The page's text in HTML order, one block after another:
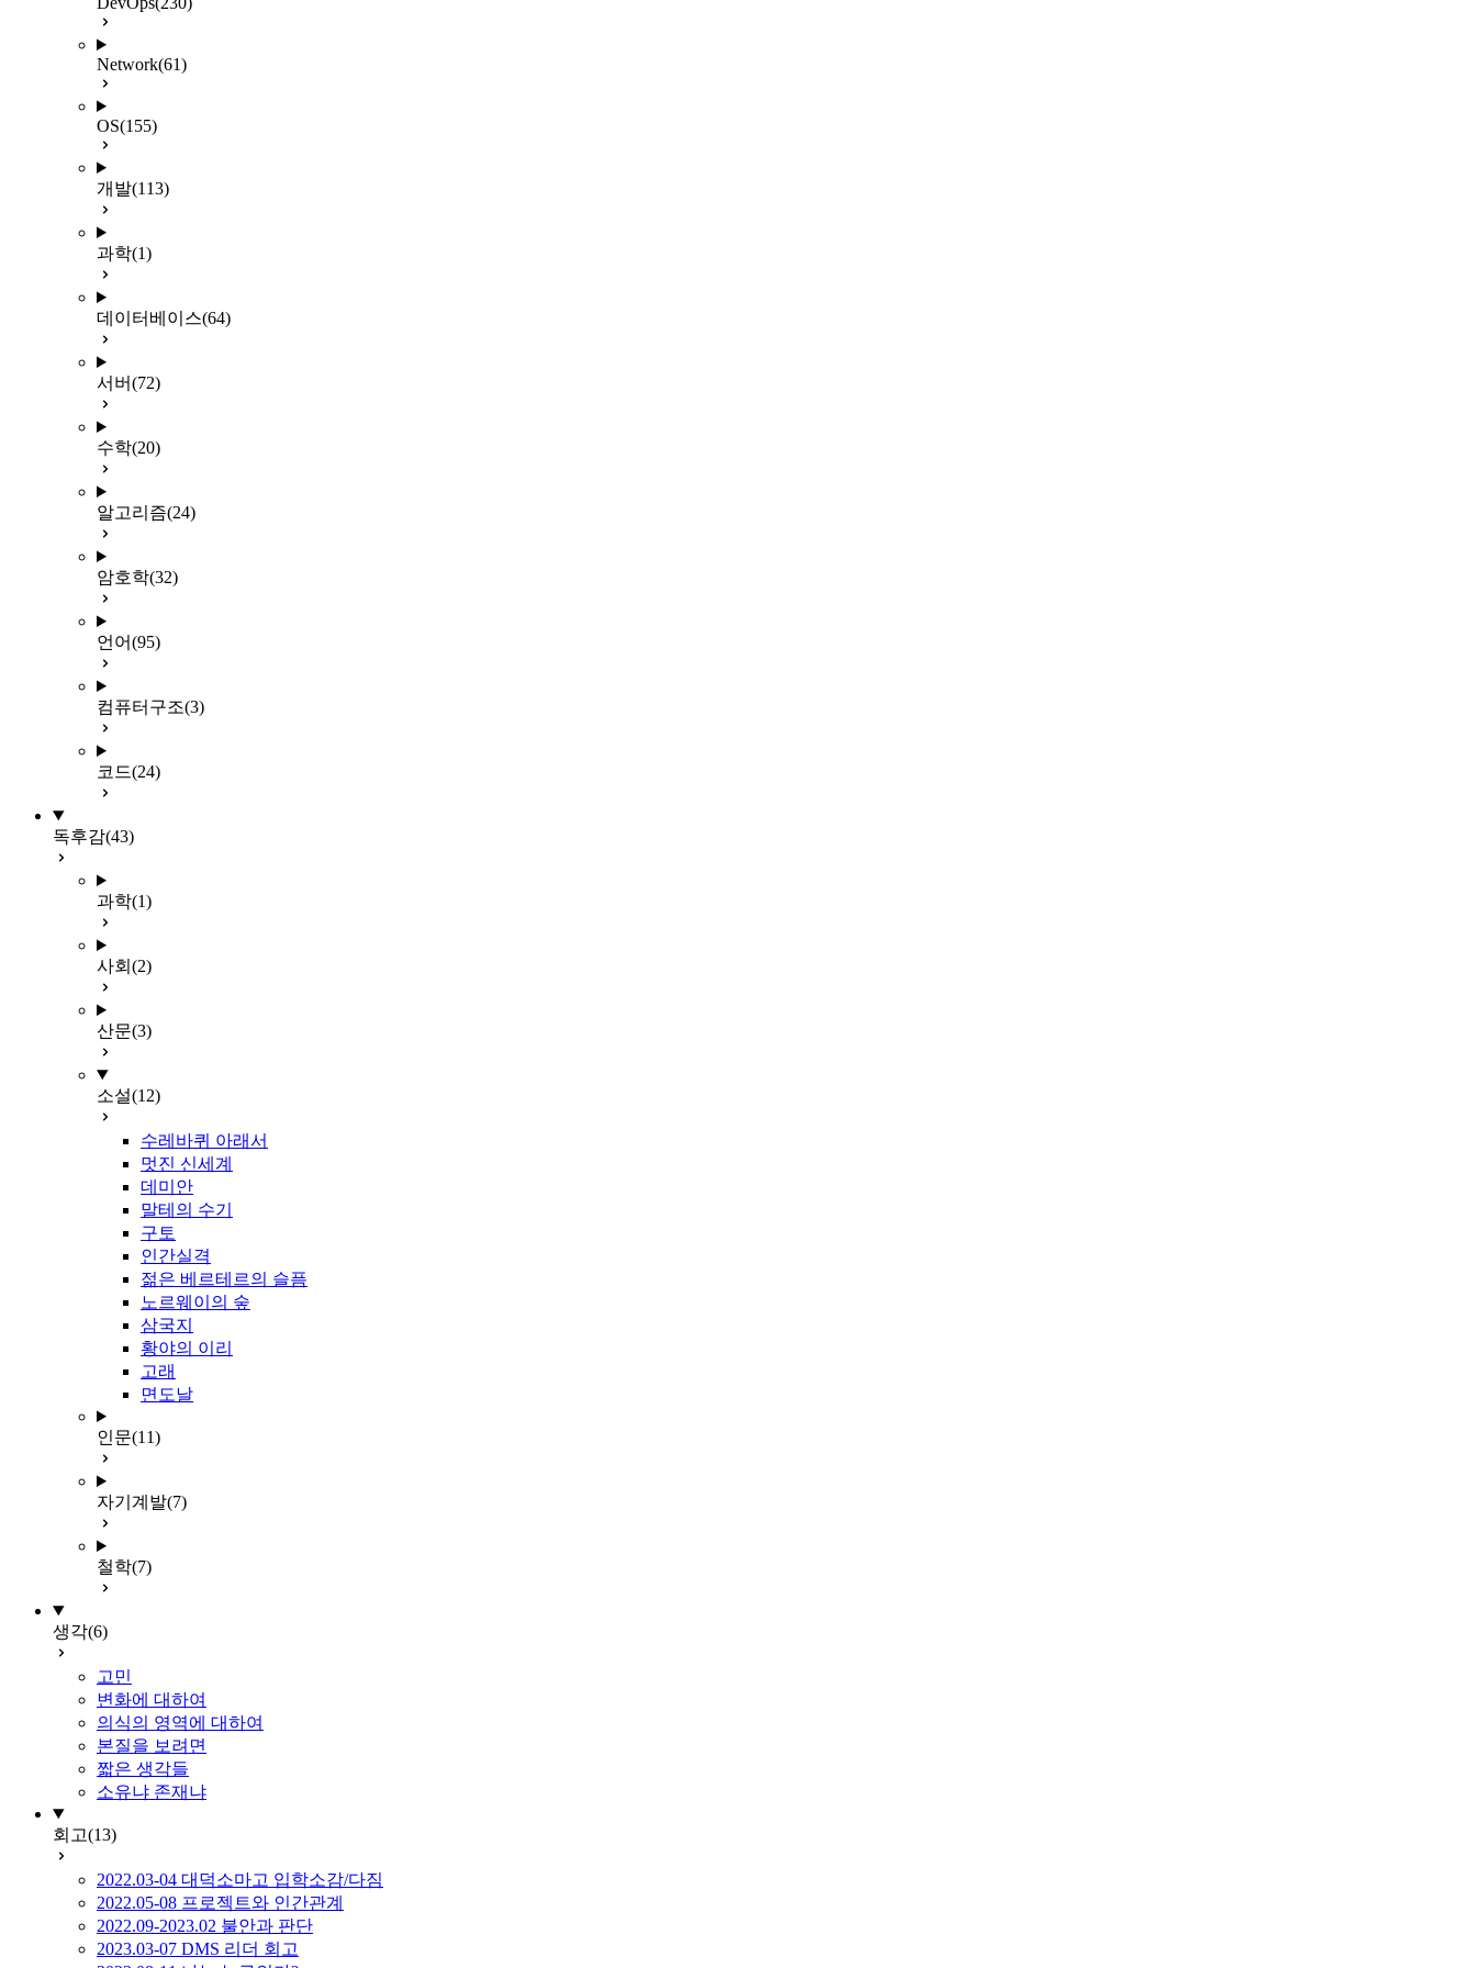
Network(61)
OS(155)
개발(113)
과학(1)
데이터베이스(64)
서버(72)
수학(20)
알고리즘(24)
암호학(32)
언어(95)
컴퓨터구조(3)
코드(24)
독후감(43)
과학(1)
사회 (2)
산문(3)
소설(12)
수레바퀴 아래서
멋진 신세계
데미안
말테의 수기
구토
인간실격
젊은 베르테르의 슬픔
노르웨이의 숲
삼국지
황야의 이리
고래
면도날
인문(11)
자기계발(7)
철학(7)
생각(6)
고민
변화에 대하여
의식의 영역에 대하여
본질을 보려면
짧은 생각들
소유냐 존재냐
회고(13)
2022.03-04 대덕소마고 입학소감/다짐
2022.05-08 프로젝트와 인간관계
2022.09-2023.02 불안과 판단
2023.03-07 DMS 리더 회고